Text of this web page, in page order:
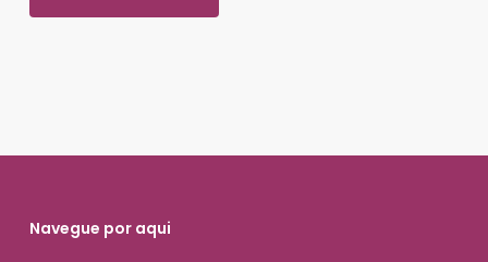
Navegue por aqui